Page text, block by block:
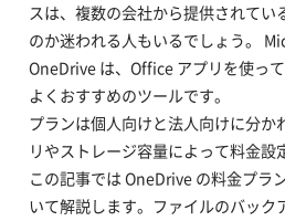
スは、複数の会社から提供されてい
のか迷われる人もいるでしょう。
OneDrive は、Office アプリを使っ
よくおすすめのツールです。
プランは個人向けと法人向けに分か
リやストレージ容量によって料金設
この記事では OneDrive の料金プラ
いて解説します。ファイルのバック